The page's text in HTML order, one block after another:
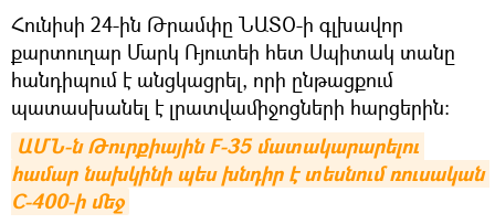
Հունիսի 24-ին Թրամփը ՆԱՏՕ-ի գլխավոր
քարտուղար Մարկ Ռյուտեի հետ Սպիտակ տանը
հանդիպում է անցկացրել, որի ընթացքում
պատասխանել է լրատվամիջոցների հարցերին։
ԱՄՆ-ն Թուրքիային F-35 մատակարարելու
համար նախկինի պես խնդիր է տեսնում ռուսական
С-400-ի մեջ